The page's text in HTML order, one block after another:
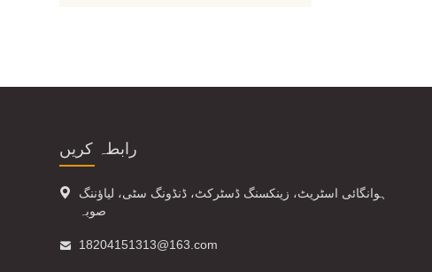
رابطہ کریں

ہوانگائی اسٹریٹ، زینکسنگ ڈسٹرکٹ، ڈنڈونگ سٹی، لیاؤننگ
صوبہ
 18204151313@163.com